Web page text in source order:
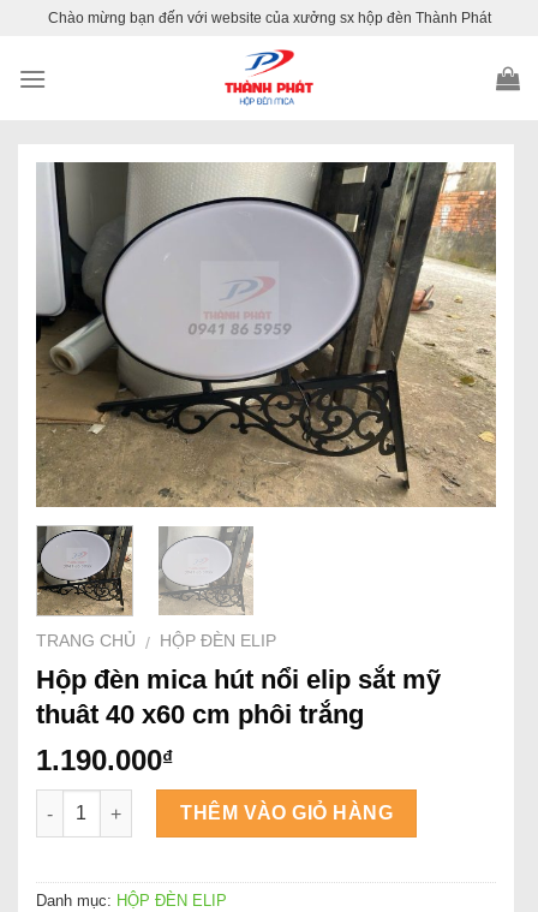
content
Chào mừng bạn đến với website của xưởng sx hộp đèn Thành Phát
TRANG CHỦ / HỘP ĐÈN ELIP
Hộp đèn mica hút nổi elip sắt mỹ
thuât 40 x60 cm phôi trắng
1.190.000₫
Số lượng
THÊM VÀO GIỎ HÀNG
Danh mục: HỘP ĐÈN ELIP